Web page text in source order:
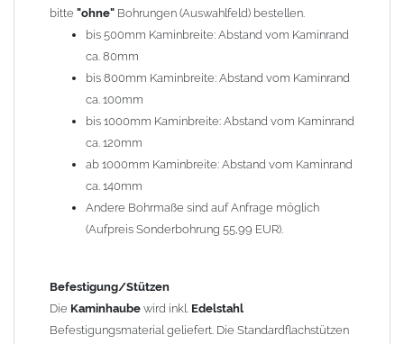
Es stehen insgesamt 20 verschiedene Typen zur Auswahl. Bitte
Auswahlfeldangeben.
Standardhauben siehe Auswahlfeld: 01 Haus,03 Welle
(unser Topseller)
Laube, 13 Schwalbe, 14 Sattel Welle, 15 Welle 90° gedreht,
17 Dach, 18 Plafond 2, 19 S-Line, 20 Pult
Typ 07 (Welle hoch) und 08 (Doppel Welle) haben einen
Aufpreis von 20% (bitte anfragen - Bestellung nicht über
Shop möglich).
Die Typen 02 (Bogen), 06 (Krempe), 09 (Pagode), 10
1,5mm hergestellt (Preis auf Anfrage = ca. 2-3-fache vom
1,5mm Standardpreis)
bitte "ohne" Bohrungen (Auswahlfeld) bestellen.
bis 500mm Kaminbreite: Abstand vom Kaminrand
ca. 80mm
bis 800mm Kaminbreite: Abstand vom Kaminrand
ca. 100mm
bis 1000mm Kaminbreite: Abstand vom Kaminrand
ca. 120mm
ab 1000mm Kaminbreite: Abstand vom Kaminrand
ca. 140mm
Andere Bohrmaße sind auf Anfrage möglich
(Aufpreis Sonderbohrung 55,99 EUR).
Befestigung/Stützen
Die Kaminhaube wird inkl. Edelstahl
Befestigungsmaterial geliefert. Die Standardflachstützen